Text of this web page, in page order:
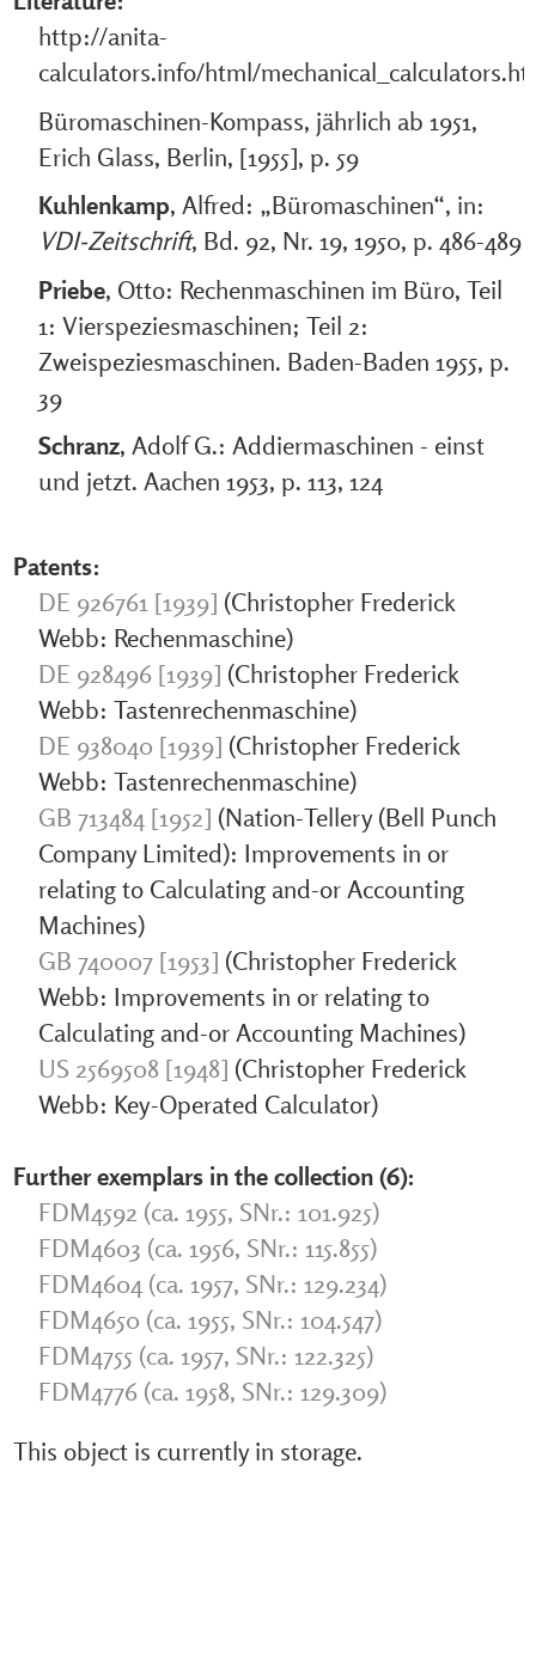
http://anita-
calculators.info/html/
Büromaschinen-Kompass, jährlich ab 1951,
Erich Glass, Berlin, [1955], p. 59
Kuhlenkamp, Alfred: „Büromaschinen“, in:
VDI-Zeitschrift, Bd. 92, Nr. 19, 1950, p. 486-489
Priebe, Otto: Rechenmaschinen im Büro, Teil
1: Vierspeziesmaschinen; Teil 2:
Zweispeziesmaschinen. Baden-Baden 1955, p.
39
Schranz, Adolf G.: Addiermaschinen - einst
und jetzt. Aachen 1953, p. 113, 124
Patents:
DE 926761 [1939] (Christopher Frederick
Webb: Rechenmaschine)
DE 928496 [1939] (Christopher Frederick
Webb: Tastenrechenmaschine)
DE 938040 [1939] (Christopher Frederick
Webb: Tastenrechenmaschine)
GB 713484 [1952] (Nation-Tellery (Bell Punch
Company Limited): Improvements in or
relating to Calculating and-or Accounting
Machines)
GB 740007 [1953] (Christopher Frederick
Webb: Improvements in or relating to
Calculating and-or Accounting Machines)
US 2569508 [1948] (Christopher Frederick
Webb: Key-Operated Calculator)
Further exemplars in the collection (6):
FDM4592 (ca. 1955, SNr.: 101.925)
FDM4603 (ca. 1956, SNr.: 115.855)
FDM4604 (ca. 1957, SNr.: 129.234)
FDM4650 (ca. 1955, SNr.: 104.547)
FDM4755 (ca. 1957, SNr.: 122.325)
FDM4776 (ca. 1958, SNr.: 129.309)
This object is currently in storage.